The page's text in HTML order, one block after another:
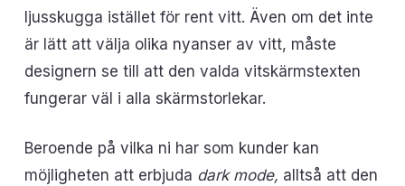
ljusskugga istället för rent vitt. Även om det inte
är lätt att välja olika nyanser av vitt, måste
designern se till att den valda vitskärmstexten
fungerar väl i alla skärmstorlekar.
Beroende på vilka ni har som kunder kan
möjligheten att erbjuda dark mode, alltså att den